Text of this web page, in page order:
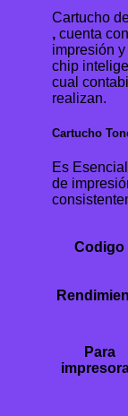
Cartucho
, cuenta
impresión
chip
cual
realizan.
Cartucho
Es
de
Codigo
Para